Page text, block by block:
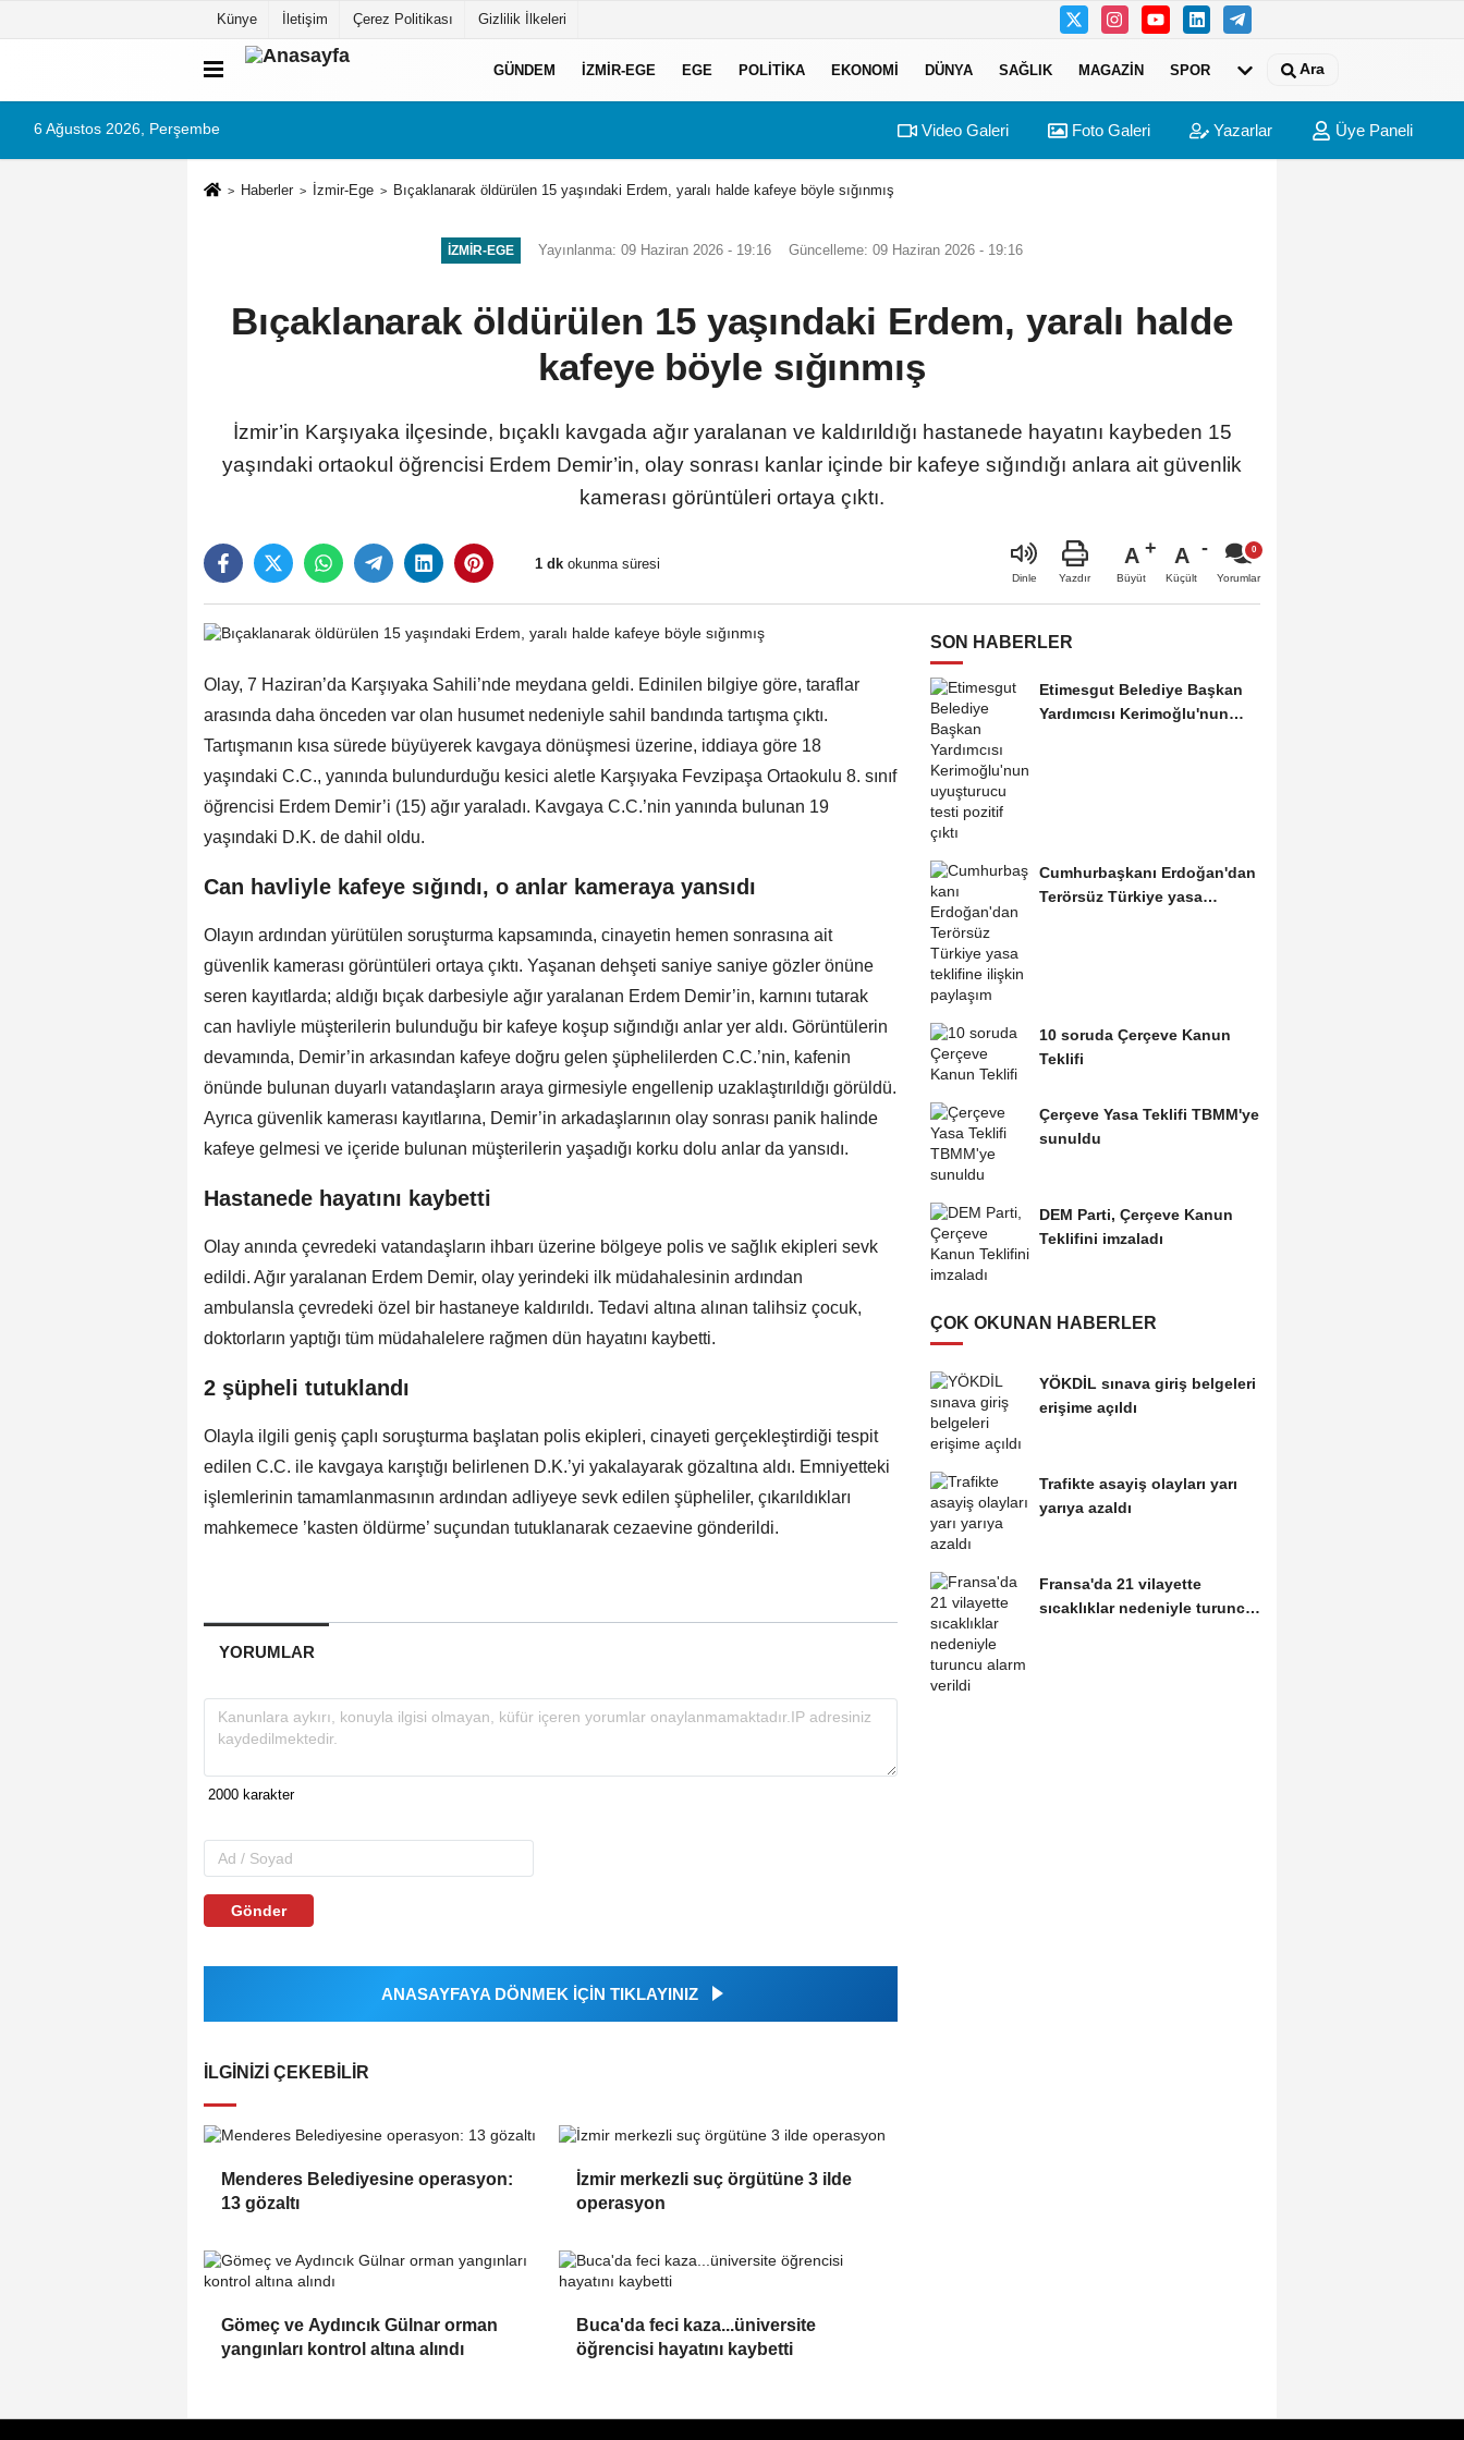
Künye İletişim Çerez Politikası Gizlilik İlkeleri
GÜNDEM İZMIR-EGE EGE POLITIKA EKONOMI DÜNYA SAĞLIK MAGAZIN SPOR Ara
6 Ağustos 2026, Perşembe Video Galeri Foto Galeri Yazarlar Üye Paneli
Haberler İzmir-Ege Bıçaklanarak öldürülen 15 yaşındaki Erdem, yaralı halde kafeye böyle sığınmış
İZMIR-EGE Yayınlanma: 09 Haziran 2026 - 19:16 Güncelleme: 09 Haziran 2026 - 19:16
Bıçaklanarak öldürülen 15 yaşındaki Erdem, yaralı halde
kafeye böyle sığınmış
İzmir’in Karşıyaka ilçesinde, bıçaklı kavgada ağır yaralanan ve kaldırıldığı hastanede hayatını kaybeden 15
yaşındaki ortaokul öğrencisi Erdem Demir’in, olay sonrası kanlar içinde bir kafeye sığındığı anlara ait güvenlik
kamerası görüntüleri ortaya çıktı.
1 dk okunma süresi
Dinle Yazdır
A
Büyüt
A
Küçült Yorumlar
Olay, 7 Haziran’da Karşıyaka Sahili’nde meydana geldi. Edinilen bilgiye göre, taraflar
arasında daha önceden var olan husumet nedeniyle sahil bandında tartışma çıktı.
Tartışmanın kısa sürede büyüyerek kavgaya dönüşmesi üzerine, iddiaya göre 18
yaşındaki C.C., yanında bulundurduğu kesici aletle Karşıyaka Fevzipaşa Ortaokulu 8. sınıf
öğrencisi Erdem Demir’i (15) ağır yaraladı. Kavgaya C.C.’nin yanında bulunan 19
yaşındaki D.K. de dahil oldu.
Can havliyle kafeye sığındı, o anlar kameraya yansıdı
Olayın ardından yürütülen soruşturma kapsamında, cinayetin hemen sonrasına ait
güvenlik kamerası görüntüleri ortaya çıktı. Yaşanan dehşeti saniye saniye gözler önüne
seren kayıtlarda; aldığı bıçak darbesiyle ağır yaralanan Erdem Demir’in, karnını tutarak
can havliyle müşterilerin bulunduğu bir kafeye koşup sığındığı anlar yer aldı. Görüntülerin
devamında, Demir’in arkasından kafeye doğru gelen şüphelilerden C.C.’nin, kafenin
önünde bulunan duyarlı vatandaşların araya girmesiyle engellenip uzaklaştırıldığı görüldü.
Ayrıca güvenlik kamerası kayıtlarına, Demir’in arkadaşlarının olay sonrası panik halinde
kafeye gelmesi ve içeride bulunan müşterilerin yaşadığı korku dolu anlar da yansıdı.
Hastanede hayatını kaybetti
Olay anında çevredeki vatandaşların ihbarı üzerine bölgeye polis ve sağlık ekipleri sevk
edildi. Ağır yaralanan Erdem Demir, olay yerindeki ilk müdahalesinin ardından
ambulansla çevredeki özel bir hastaneye kaldırıldı. Tedavi altına alınan talihsiz çocuk,
doktorların yaptığı tüm müdahalelere rağmen dün hayatını kaybetti.
2 şüpheli tutuklandı
Olayla ilgili geniş çaplı soruşturma başlatan polis ekipleri, cinayeti gerçekleştirdiği tespit
edilen C.C. ile kavgaya karıştığı belirlenen D.K.’yi yakalayarak gözaltına aldı. Emniyetteki
işlemlerinin tamamlanmasının ardından adliyeye sevk edilen şüpheliler, çıkarıldıkları
mahkemece ’kasten öldürme’ suçundan tutuklanarak cezaevine gönderildi.
YORUMLAR
Gönder
ANASAYFAYA DÖNMEK İÇİN TIKLAYINIZ
İLGINIZI ÇEKEBILIR
Menderes Belediyesine operasyon:
13 gözaltı
İzmir merkezli suç örgütüne 3 ilde
operasyon
Gömeç ve Aydıncık Gülnar orman
yangınları kontrol altına alındı
Buca'da feci kaza...üniversite
öğrencisi hayatını kaybetti
SON HABERLER
Etimesgut Belediye Başkan
Yardımcısı Kerimoğlu'nun
Cumhurbaşkanı Erdoğan'dan
Terörsüz Türkiye yasa
10 soruda Çerçeve Kanun
Teklifi
Çerçeve Yasa Teklifi TBMM'ye
sunuldu
DEM Parti, Çerçeve Kanun
Teklifini imzaladı
ÇOK OKUNAN HABERLER
YÖKDİL sınava giriş belgeleri
erişime açıldı
Trafikte asayiş olayları yarı
yarıya azaldı
Fransa'da 21 vilayette
sıcaklıklar nedeniyle turuncu